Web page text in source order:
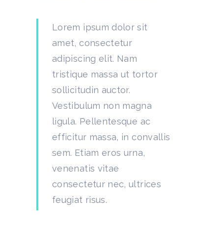
Lorem ipsum dolor sit
amet, consectetur
adipiscing elit. Nam
tristique massa ut tortor
sollicitudin auctor.
Vestibulum non magna
ligula. Pellentesque ac
efficitur massa, in convallis
sem. Etiam eros urna,
venenatis vitae
consectetur nec, ultrices
feugiat risus.